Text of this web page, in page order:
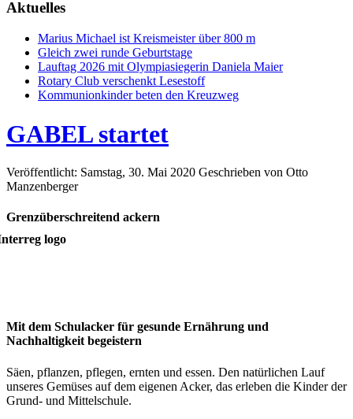
Aktuelles
Marius Michael ist Kreismeister über 800 m
Gleich zwei runde Geburtstage
Lauftag 2026 mit Olympiasiegerin Daniela Maier
Rotary Club verschenkt Lesestoff
Kommunionkinder beten den Kreuzweg
GABEL startet
Veröffentlicht: Samstag, 30. Mai 2020 Geschrieben von Otto
Manzenberger
Grenzüberschreitend ackern
Mit dem Schulacker für gesunde Ernährung und
Nachhaltigkeit begeistern
Säen, pflanzen, pflegen, ernten und essen. Den natürlichen Lauf
unseres Gemüses auf dem eigenen Acker, das erleben die Kinder der
Grund- und Mittelschule.